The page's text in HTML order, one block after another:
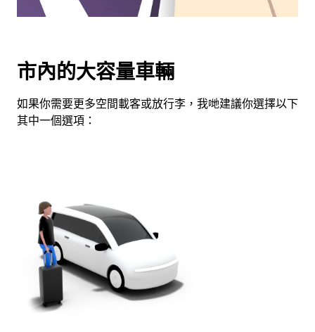
鈕
可
關
市內的大容量車輛
如果你需要更多空間載客或放行李，我哋建議你選擇以下
其中一個選項：